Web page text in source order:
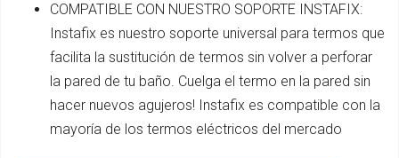
COMPATIBLE CON NUESTRO SOPORTE INSTAFIX:
Instafix es nuestro soporte universal para termos que
facilita la sustitución de termos sin volver a perforar
la pared de tu baño. Cuelga el termo en la pared sin
hacer nuevos agujeros! Instafix es compatible con la
mayoría de los termos eléctricos del mercado